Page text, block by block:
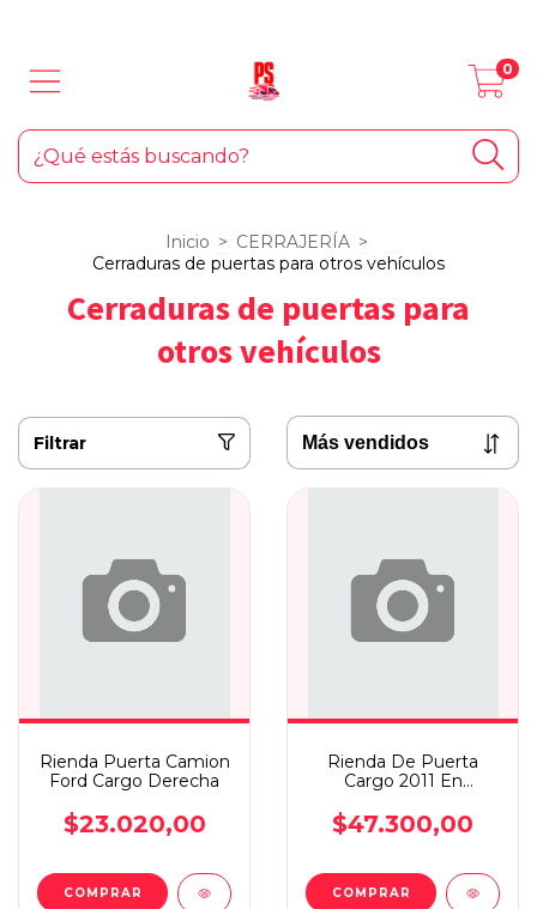
0
Inicio > CERRAJERÍA >
Cerraduras de puertas para otros vehículos
Cerraduras de puertas para
otros vehículos
Filtrar
Rienda Puerta Camion
Ford Cargo Derecha
$23.020,00
COMPRAR
Rienda De Puerta
Cargo 2011 En
Derecha/izquierda
$47.300,00
COMPRAR